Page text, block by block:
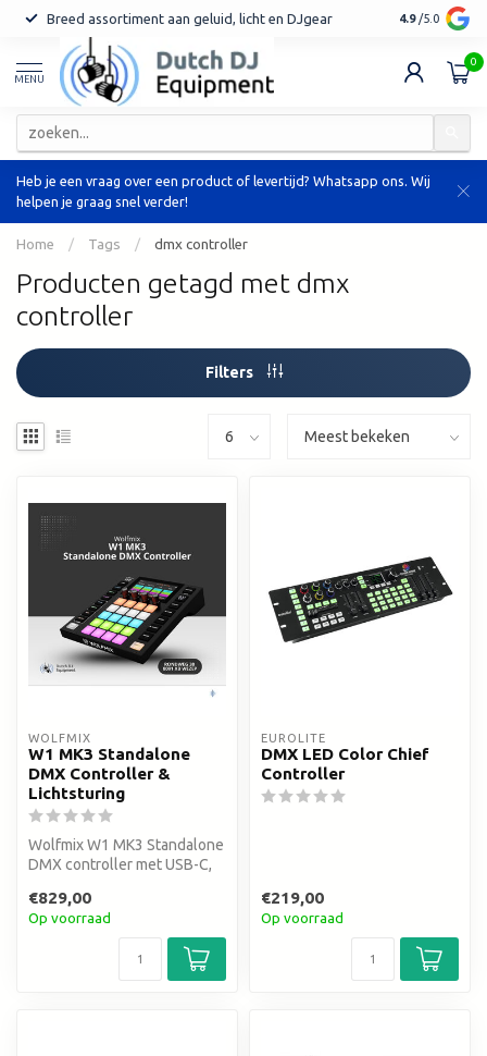
Breed assortiment aan geluid, licht en DJgear Tot 7 jaar
4.9 /5.0
MENU
0
Heb je een vraag over een product of levertijd? Whatsapp ons. Wij
helpen je graag snel verder!
Home / Tags / dmx controller
Producten getagd met dmx
controller
Filters
WOLFMIX
W1 MK3 Standalone
DMX Controller &
Lichtsturing
Wolfmix W1 MK3 Standalone
DMX controller met USB-C,
compatib...
€829,00
Op voorraad
EUROLITE
DMX LED Color Chief
Controller
€219,00
Op voorraad